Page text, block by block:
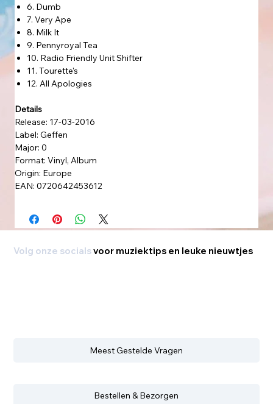
6. Dumb
7. Very Ape
8. Milk It
9. Pennyroyal Tea
10. Radio Friendly Unit Shifter
11. Tourette's
12. All Apologies
Details
Release: 17-03-2016
Label: Geffen
Major: 0
Format: Vinyl, Album
Origin: Europe
EAN: 0720642453612
Volg onze socialsvoor muziektips en leuke nieuwtjes
Meest Gestelde Vragen
Bestellen & Bezorgen